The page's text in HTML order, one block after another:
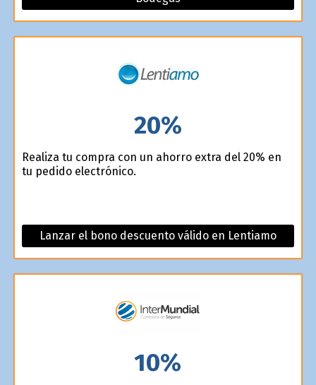
20%
Realiza tu compra con un ahorro extra del 20% en
tu pedido electrónico.
Lanzar el bono descuento válido en Lentiamo
10%